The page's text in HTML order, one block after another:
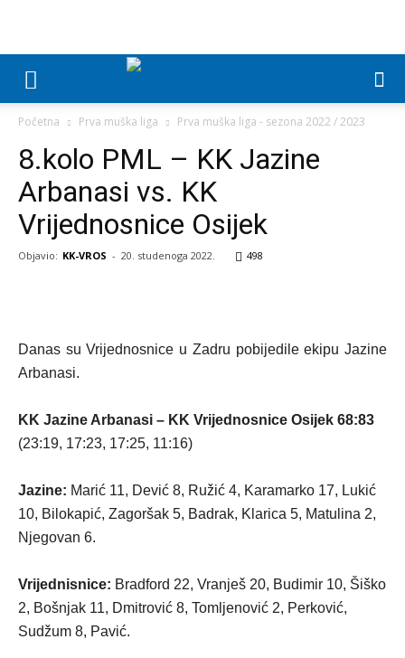
Početna Prva muška liga Prva muška liga - sezona 2022 / 2023
8.kolo PML – KK Jazine
Arbanasi vs. KK
Vrijednosnice Osijek
Objavio: KK-VROS - 20. studenoga 2022. 498
Danas su Vrijednosnice u Zadru pobijedile ekipu Jazine
Arbanasi.
KK Jazine Arbanasi – KK Vrijednosnice Osijek 68:83
(23:19, 17:23, 17:25, 11:16)
Jazine: Marić 11, Dević 8, Ružić 4, Karamarko 17, Lukić
10, Bilokapić, Zagoršak 5, Badrak, Klarica 5, Matulina 2,
Njegovan 6.
Vrijednisnice: Bradford 22, Vranješ 20, Budimir 10, Šiško
2, Bošnjak 11, Dmitrović 8, Tomljenović 2, Perković,
Sudžum 8, Pavić.